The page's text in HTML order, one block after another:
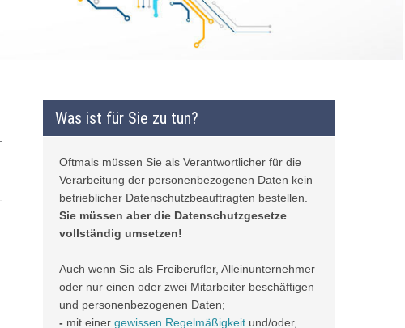
Was ist für Sie zu tun?
Oftmals müssen Sie als Verantwortlicher für die
Verarbeitung der personenbezogenen Daten kein
betrieblicher Datenschutzbeauftragten bestellen.
Sie müssen aber die Datenschutzgesetze
vollständig umsetzen!
Auch wenn Sie als Freiberufler, Alleinunternehmer
oder nur einen oder zwei Mitarbeiter beschäftigen
und personenbezogenen Daten;
- mit einer gewissen Regelmäßigkeit und/oder,